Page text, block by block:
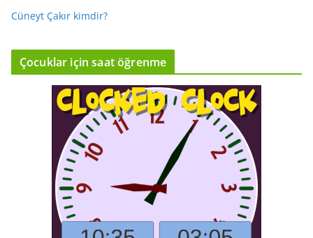
Cüneyt Çakır kimdir?
Çocuklar için saat öğrenme